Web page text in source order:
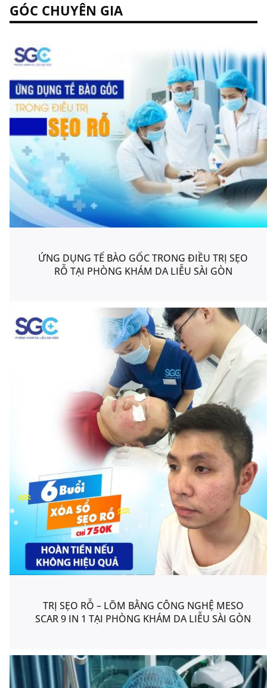
GÓC CHUYÊN GIA
ỨNG DỤNG TẾ BÀO GỐC TRONG ĐIỀU TRỊ SẸO
RỖ TẠI PHÒNG KHÁM DA LIỄU SÀI GÒN
TRỊ SẸO RỖ – LÕM BẰNG CÔNG NGHỆ MESO
SCAR 9 IN 1 TẠI PHÒNG KHÁM DA LIỄU SÀI GÒN